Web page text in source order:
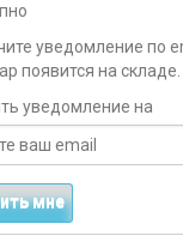
уведомление по
появится на складе.
уведомление на
мне